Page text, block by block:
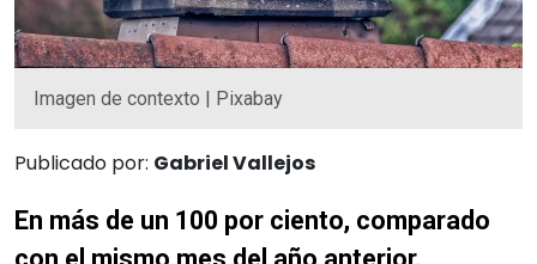
Imagen de contexto | Pixabay
Publicado por: Gabriel Vallejos
En más de un 100 por ciento, comparado